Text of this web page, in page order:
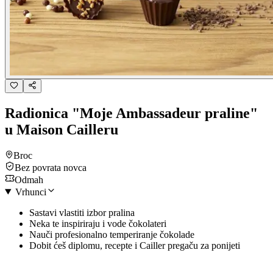
Radionica "Moje Ambassadeur praline"
u Maison Cailleru
Broc
Bez povrata novca
Odmah
Vrhunci
Sastavi vlastiti izbor pralina
Neka te inspiriraju i vode čokolateri
Nauči profesionalno temperiranje čokolade
Dobit ćeš diplomu, recepte i Cailler pregaču za ponijeti